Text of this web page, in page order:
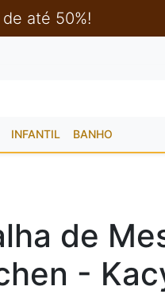
até 50%!
INFANTIL BANHO
de
-